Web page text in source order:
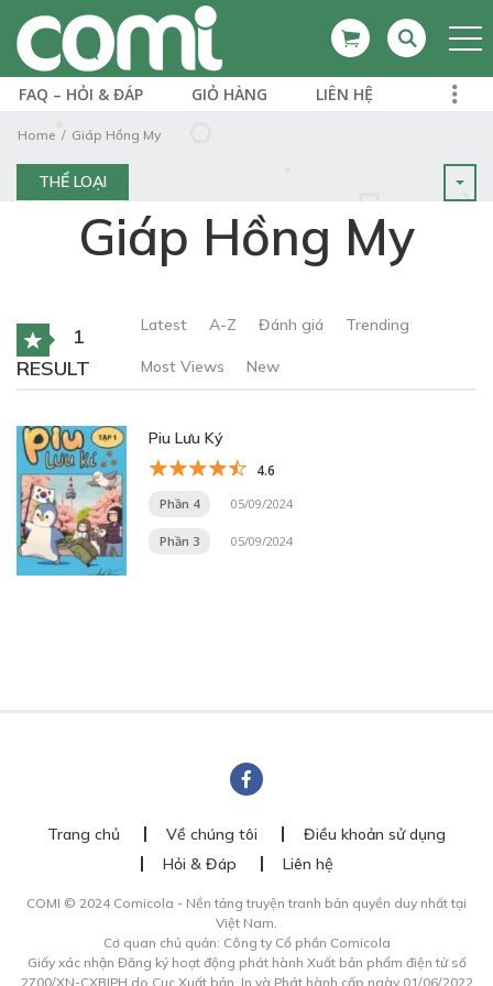
FAQ – HỎI & ĐÁP GIỎ HÀNG LIÊN HỆ
Home Giáp Hồng My
THỂ LOẠI
Giáp Hồng My
1
RESULT
Latest A-Z Đánh giá Trending
Most Views New
Piu Lưu Ký
4.6
Phần 4 05/09/2024
Phần 3 05/09/2024
Trang chủ Về chúng tôi
Điều khoản sử dụng
Hỏi & Đáp
Liên hệ
COMI © 2024 Comicola - Nền tảng truyện tranh bản quyền duy nhất tại
Việt Nam.
Cơ quan chủ quản: Công ty Cổ phần Comicola
Giấy xác nhận Đăng ký hoạt động phát hành Xuất bản phẩm điện tử số
2700/XN-CXBIPH do Cục Xuất bản, In và Phát hành cấp ngày 01/06/2022